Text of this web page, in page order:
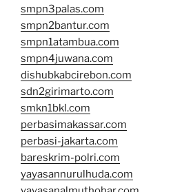
smpn3palas.com
smpn2bantur.com
smpn1atambua.com
smpn4juwana.com
dishubkabcirebon.com
sdn2girimarto.com
smkn1bkl.com
perbasimakassar.com
perbasi-jakarta.com
bareskrim-polri.com
yayasannurulhuda.com